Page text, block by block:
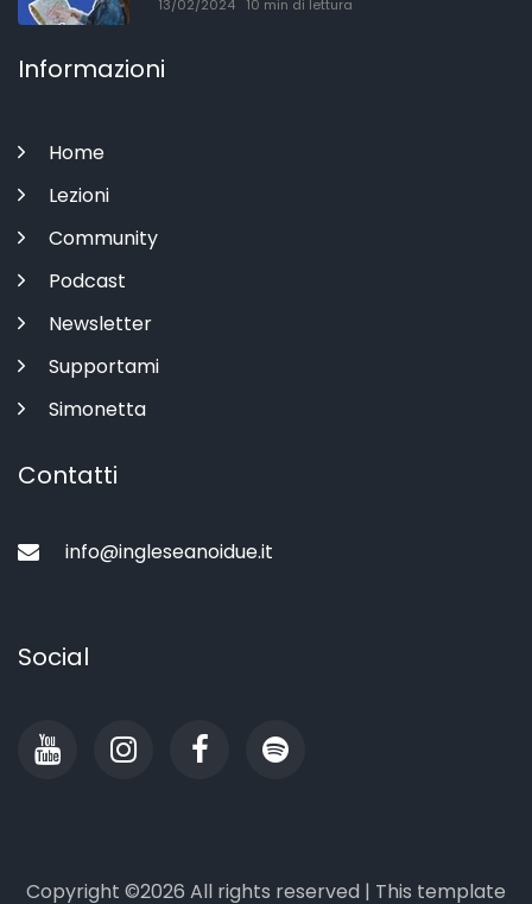
13/02/2024 10 min di lettura
Informazioni
Home
Lezioni
Community
Podcast
Newsletter
Supportami
Simonetta
Contatti
info@ingleseanoidue.it
Social
Copyright ©2026 All rights reserved | This template